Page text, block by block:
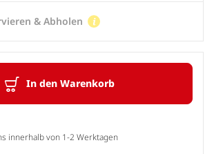
In den Warenkorb
innerhalb von 1-2 Werktagen
& Abholen